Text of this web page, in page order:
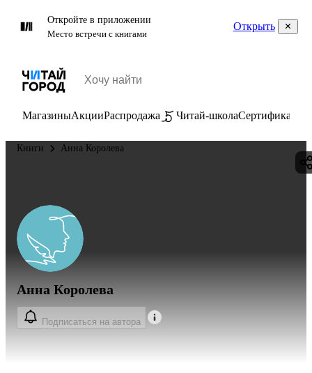
Откройте в приложении
Место встречи с книгами
Открыть
МагазиныАкцииРаспродажа Читай-школаСертификаты
Книги Анна Королева
Анна Королева
Подписаться на автора